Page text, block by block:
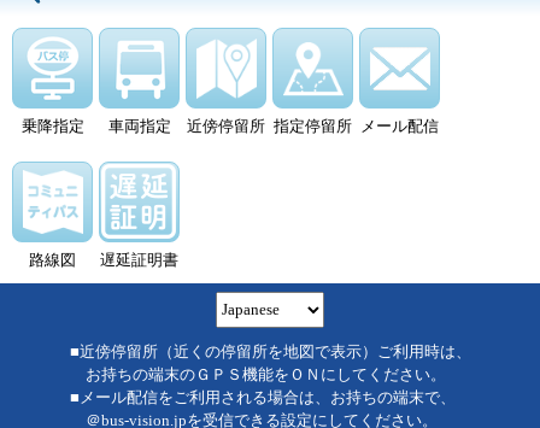
乗降指定 車両指定 近傍停留所 指定停留所 メール配信
路線図 遅延証明書
■近傍停留所（近くの停留所を地図で表示）ご利用時は、
お持ちの端末のＧＰＳ機能をＯＮにしてください。
■メール配信をご利用される場合は、お持ちの端末で、
＠bus-vision.jpを受信できる設定にしてください。